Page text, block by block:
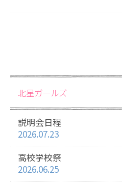
北星ガールズ
説明会日程
2026.07.23
高校学校祭
2026.06.25